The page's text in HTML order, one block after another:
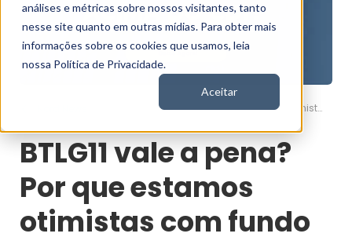
análises e métricas sobre nossos visitantes, tanto
nesse site quanto em outras mídias. Para obter mais
informações sobre os cookies que usamos, leia
nossa Política de Privacidade.
Aceitar
BTLG11 vale a pena? Por que estamos otimistas com fundo imobiliário
BTLG11 vale a pena?
Por que estamos
otimistas com fundo